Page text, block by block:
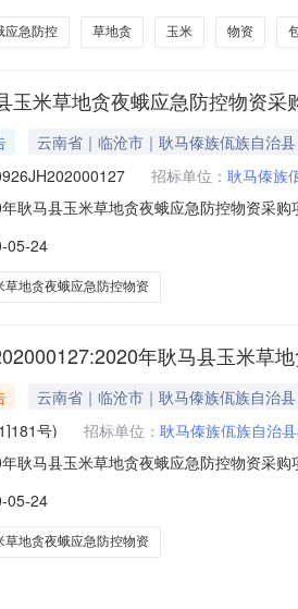
应急防控 草地贪 玉米 物资
玉米草地贪夜蛾应急防控物资采
云南省｜临沧市｜耿马傣族佤族自治县
招标单位： 耿马傣族
耿马县玉米草地贪夜蛾应急防控物资采
组11栋一层11号商铺响应文件递交时间
05-24
草地贪夜蛾应急防控物资
年耿马县玉米草
云南省｜临沧市｜耿马傣族佤族自治县
号) 招标单位： 耿马傣族佤族自治
耿马县玉米草地贪夜蛾应急防控物资采
玉米草地贪夜蛾应急防控物资采购项目-A
2020年耿马县玉米草
05-24
草地贪夜蛾应急防控物资